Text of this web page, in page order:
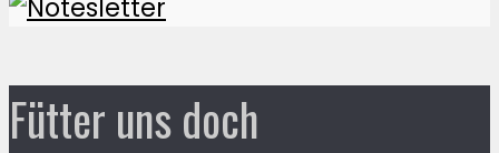
Fütter uns doch